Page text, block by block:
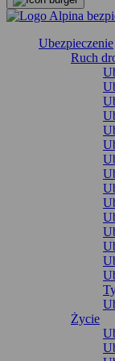
Ubezpieczenie
Ruch
Życie